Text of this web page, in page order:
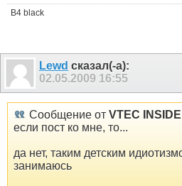
В4 black
Lewd сказал(-а):
02.05.2009 16:55
Сообщение от VTEC INSIDE
если пост ко мне, то...
да нет, таким детским
занимаюсь